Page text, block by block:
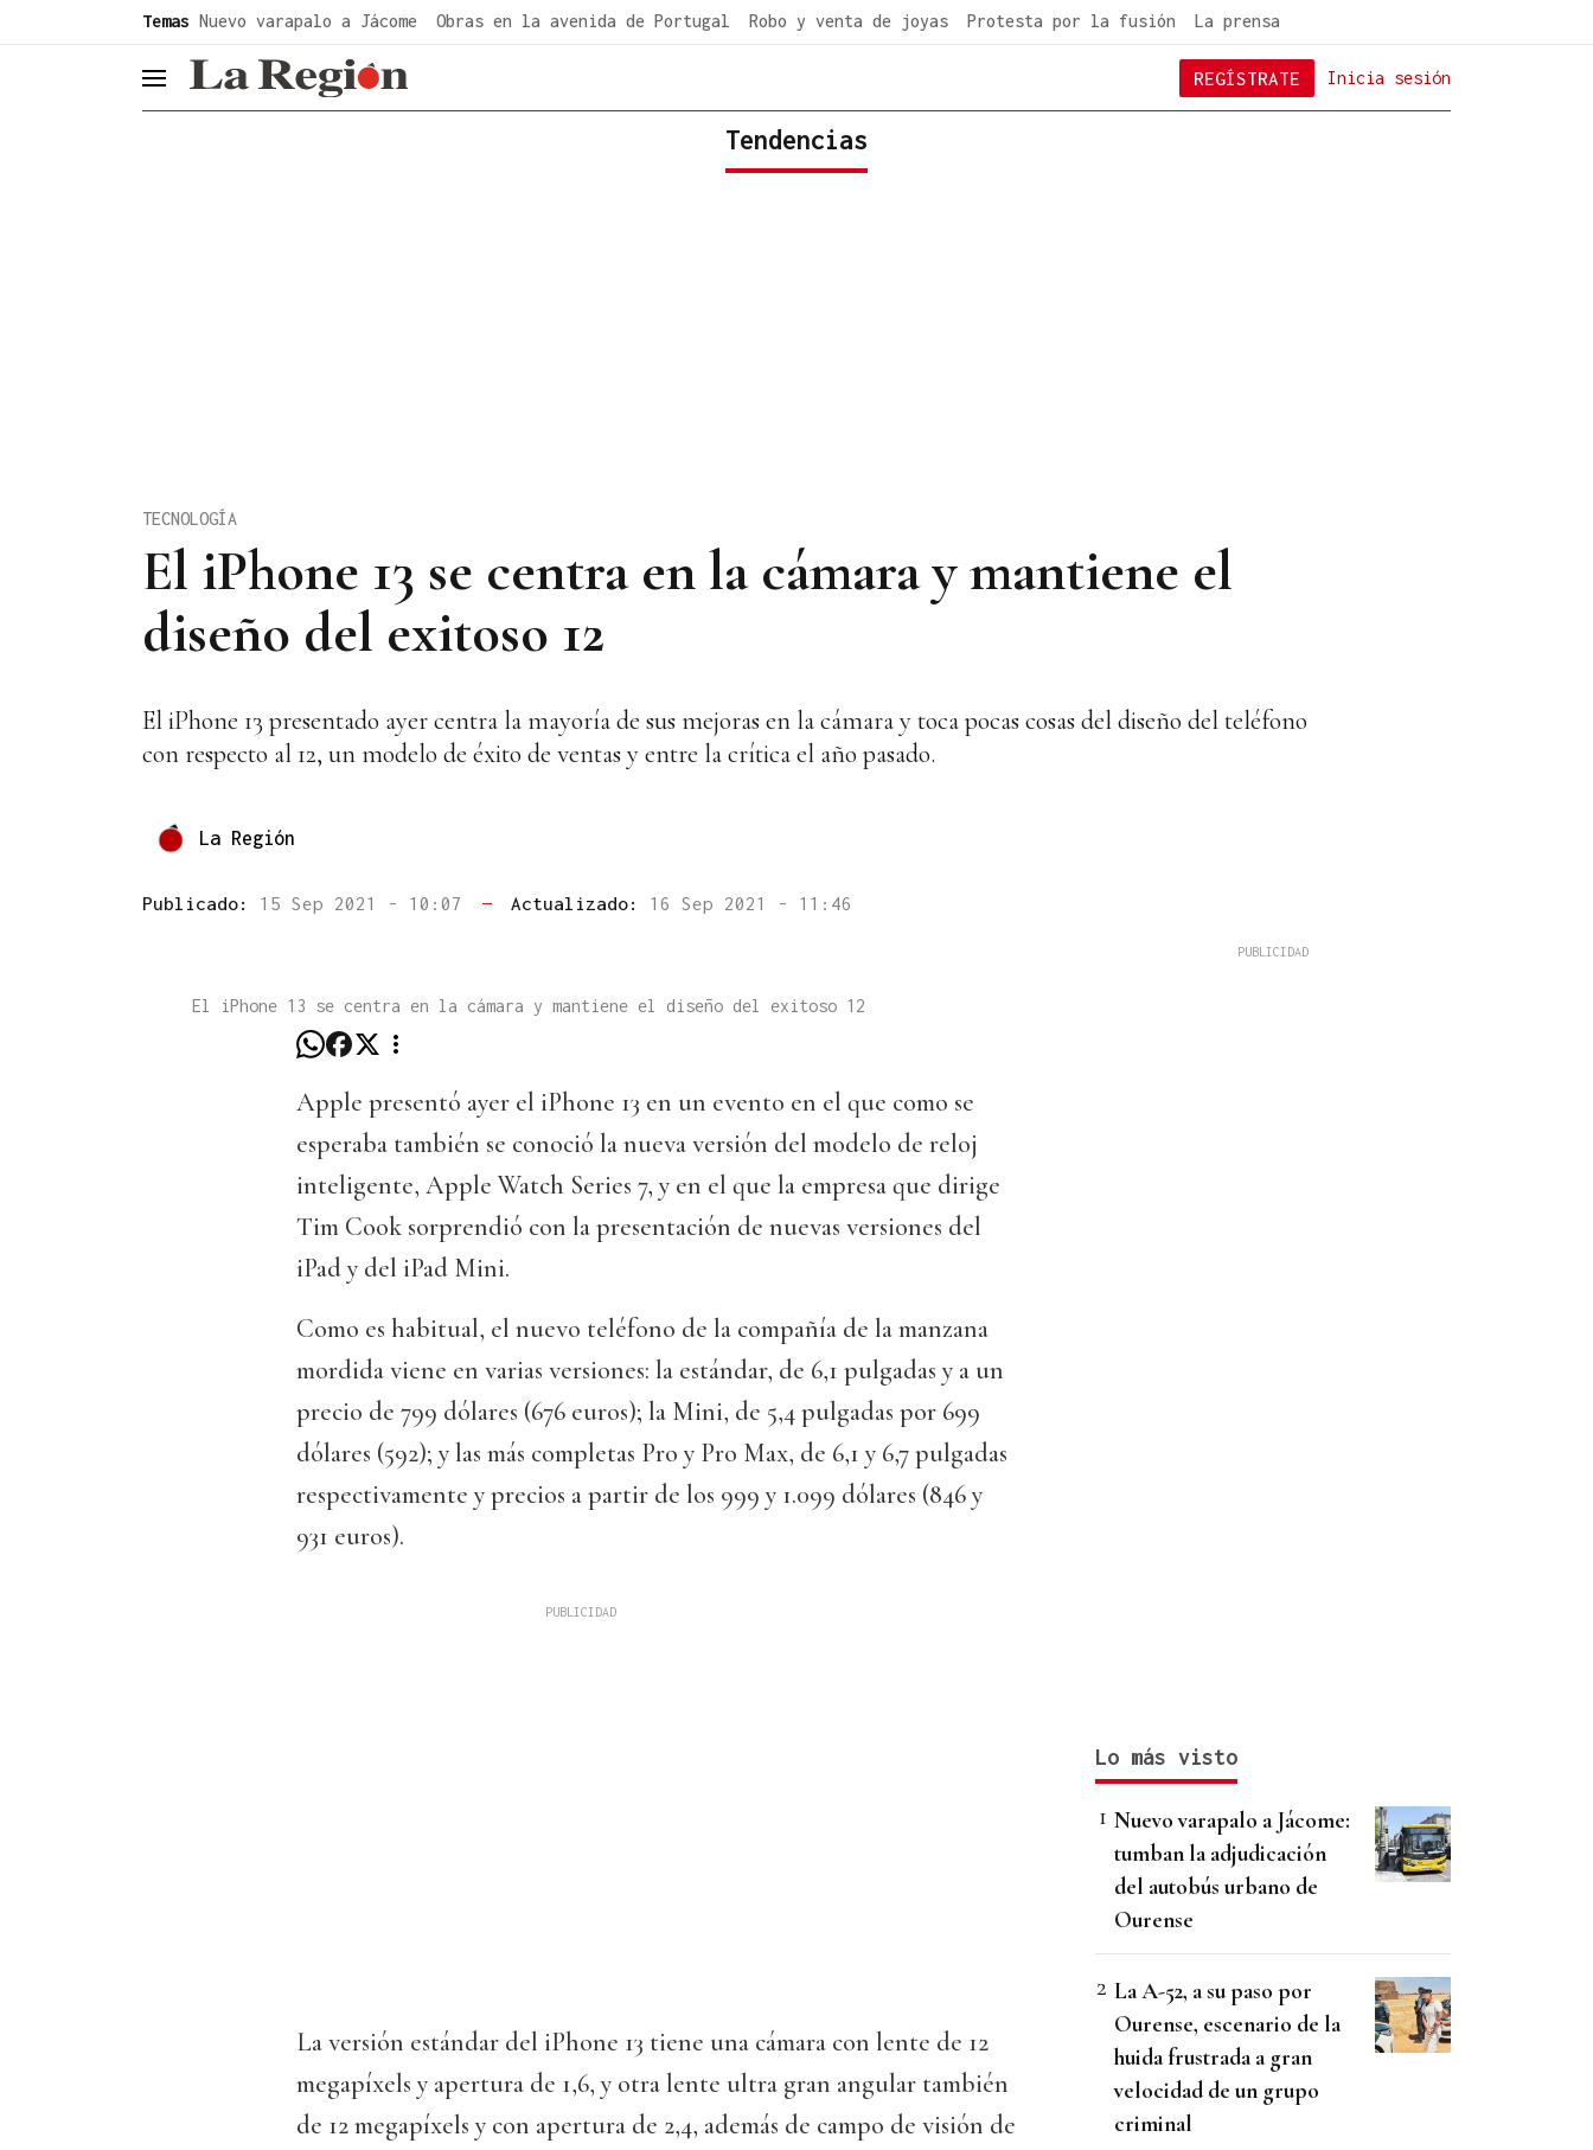
Temas Nuevo varapalo a Jácome Obras en la avenida de Portugal Robo y venta de joyas Protesta por la fusión La prensa
header.menu.open Inicia sesión
REGÍSTRATE
Tendencias
El iPhone 13 se centra en la cámara y mantiene el
diseño del exitoso 12
TECNOLOGÍA
El iPhone 13 presentado ayer centra la mayoría de sus mejoras en la cámara y toca pocas cosas del diseño del teléfono
con respecto al 12, un modelo de éxito de ventas y entre la crítica el año pasado.
La Región
Publicado: 15 Sep 2021 - 10:07 — Actualizado: 16 Sep 2021 - 11:46
El iPhone 13 se centra en la cámara y mantiene el diseño del exitoso 12
Apple presentó ayer el iPhone 13 en un evento en el que como se
esperaba también se conoció la nueva versión del modelo de reloj
inteligente, Apple Watch Series 7, y en el que la empresa que dirige
Tim Cook sorprendió con la presentación de nuevas versiones del
iPad y del iPad Mini.
Como es habitual, el nuevo teléfono de la compañía de la manzana
mordida viene en varias versiones: la estándar, de 6,1 pulgadas y a un
precio de 799 dólares (676 euros); la Mini, de 5,4 pulgadas por 699
dólares (592); y las más completas Pro y Pro Max, de 6,1 y 6,7 pulgadas
respectivamente y precios a partir de los 999 y 1.099 dólares (846 y
931 euros).
La versión estándar del iPhone 13 tiene una cámara con lente de 12
megapíxels y apertura de 1,6, y otra lente ultra gran angular también
de 12 megapíxels y con apertura de 2,4, además de campo de visión de
Lo más visto
Nuevo varapalo a Jácome:
tumban la adjudicación
del autobús urbano de
Ourense
La A-52, a su paso por
Ourense, escenario de la
huida frustrada a gran
velocidad de un grupo
criminal